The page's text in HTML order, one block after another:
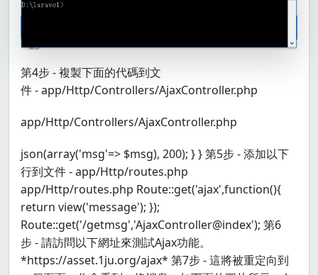
第4步 - 複製下面的代碼到文
件 - app/Http/Controllers/AjaxController.php
app/Http/Controllers/AjaxController.php
json(array('msg'=> $msg), 200); } } 第5步 - 添加以下
行到文件 - app/Http/routes.php
app/Http/routes.php Route::get('ajax',function(){
return view('message'); });
Route::get('/getmsg','AjaxController@index'); 第6
步 - 請訪問以下網址來測試Ajax功能。
*https://asset.1ju.org/ajax* 第7步 - 這將被重定向到